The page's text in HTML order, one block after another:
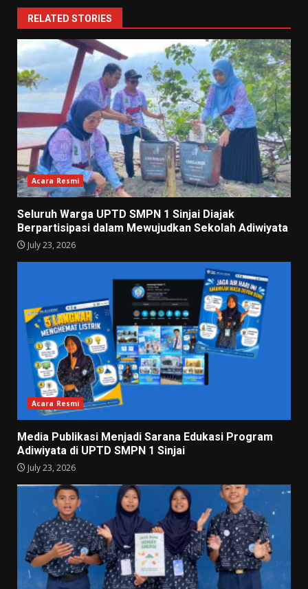
RELATED STORIES
Acara Resmi
Seluruh Warga UPTD SMPN 1 Sinjai Diajak
Berpartisipasi dalam Mewujudkan Sekolah Adiwiyata
July 23, 2026
Acara Resmi
Media Publikasi Menjadi Sarana Edukasi Program
Adiwiyata di UPTD SMPN 1 Sinjai
July 23, 2026